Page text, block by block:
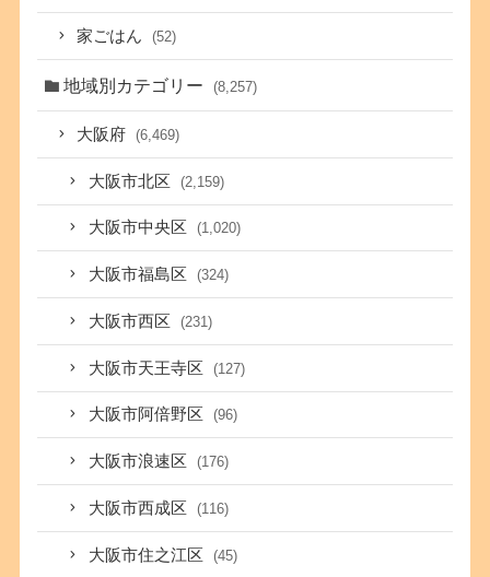
家ごはん (52)
地域別カテゴリー (8,257)
大阪府 (6,469)
大阪市北区 (2,159)
大阪市中央区 (1,020)
大阪市福島区 (324)
大阪市西区 (231)
大阪市天王寺区 (127)
大阪市阿倍野区 (96)
大阪市浪速区 (176)
大阪市西成区 (116)
大阪市住之江区 (45)